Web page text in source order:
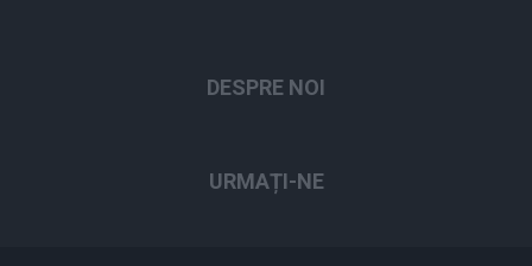
DESPRE NOI
URMAȚI-NE